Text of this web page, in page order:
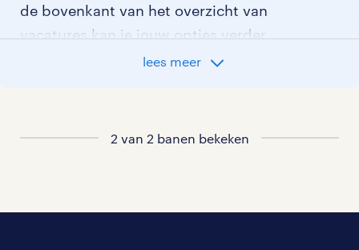
de bovenkant van het overzicht van
vacatures kan je jouw opties verder
alle vacatures in zwanenburgof hier
lees meer
2 van 2 banen bekeken